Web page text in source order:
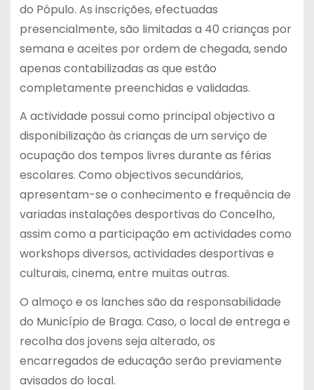
do Pópulo. As inscrições, efectuadas
presencialmente, são limitadas a 40 crianças por
semana e aceites por ordem de chegada, sendo
apenas contabilizadas as que estão
completamente preenchidas e validadas.
A actividade possui como principal objectivo a
disponibilização às crianças de um serviço de
ocupação dos tempos livres durante as férias
escolares. Como objectivos secundários,
apresentam-se o conhecimento e frequência de
variadas instalações desportivas do Concelho,
assim como a participação em actividades como
workshops diversos, actividades desportivas e
culturais, cinema, entre muitas outras.
O almoço e os lanches são da responsabilidade
do Município de Braga. Caso, o local de entrega e
recolha dos jovens seja alterado, os
encarregados de educação serão previamente
avisados do local.